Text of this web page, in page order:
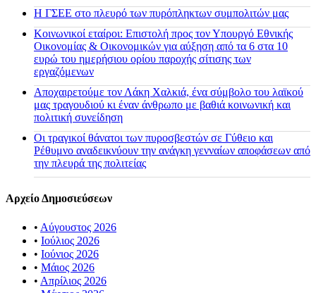
H ΓΣΕΕ στο πλευρό των πυρόπληκτων συμπολιτών μας
Κοινωνικοί εταίροι: Επιστολή προς τον Υπουργό Εθνικής
Οικονομίας & Οικονομικών για αύξηση από τα 6 στα 10
ευρώ του ημερήσιου ορίου παροχής σίτισης των
εργαζόμενων
Αποχαιρετούμε τον Λάκη Χαλκιά, ένα σύμβολο του λαϊκού
μας τραγουδιού κι έναν άνθρωπο με βαθιά κοινωνική και
πολιτική συνείδηση
Οι τραγικοί θάνατοι των πυροσβεστών σε Γύθειο και
Ρέθυμνο αναδεικνύουν την ανάγκη γενναίων αποφάσεων από
την πλευρά της πολιτείας
Αρχείο Δημοσιεύσεων
• Αύγουστος 2026
• Ιούλιος 2026
• Ιούνιος 2026
• Μάιος 2026
• Απρίλιος 2026